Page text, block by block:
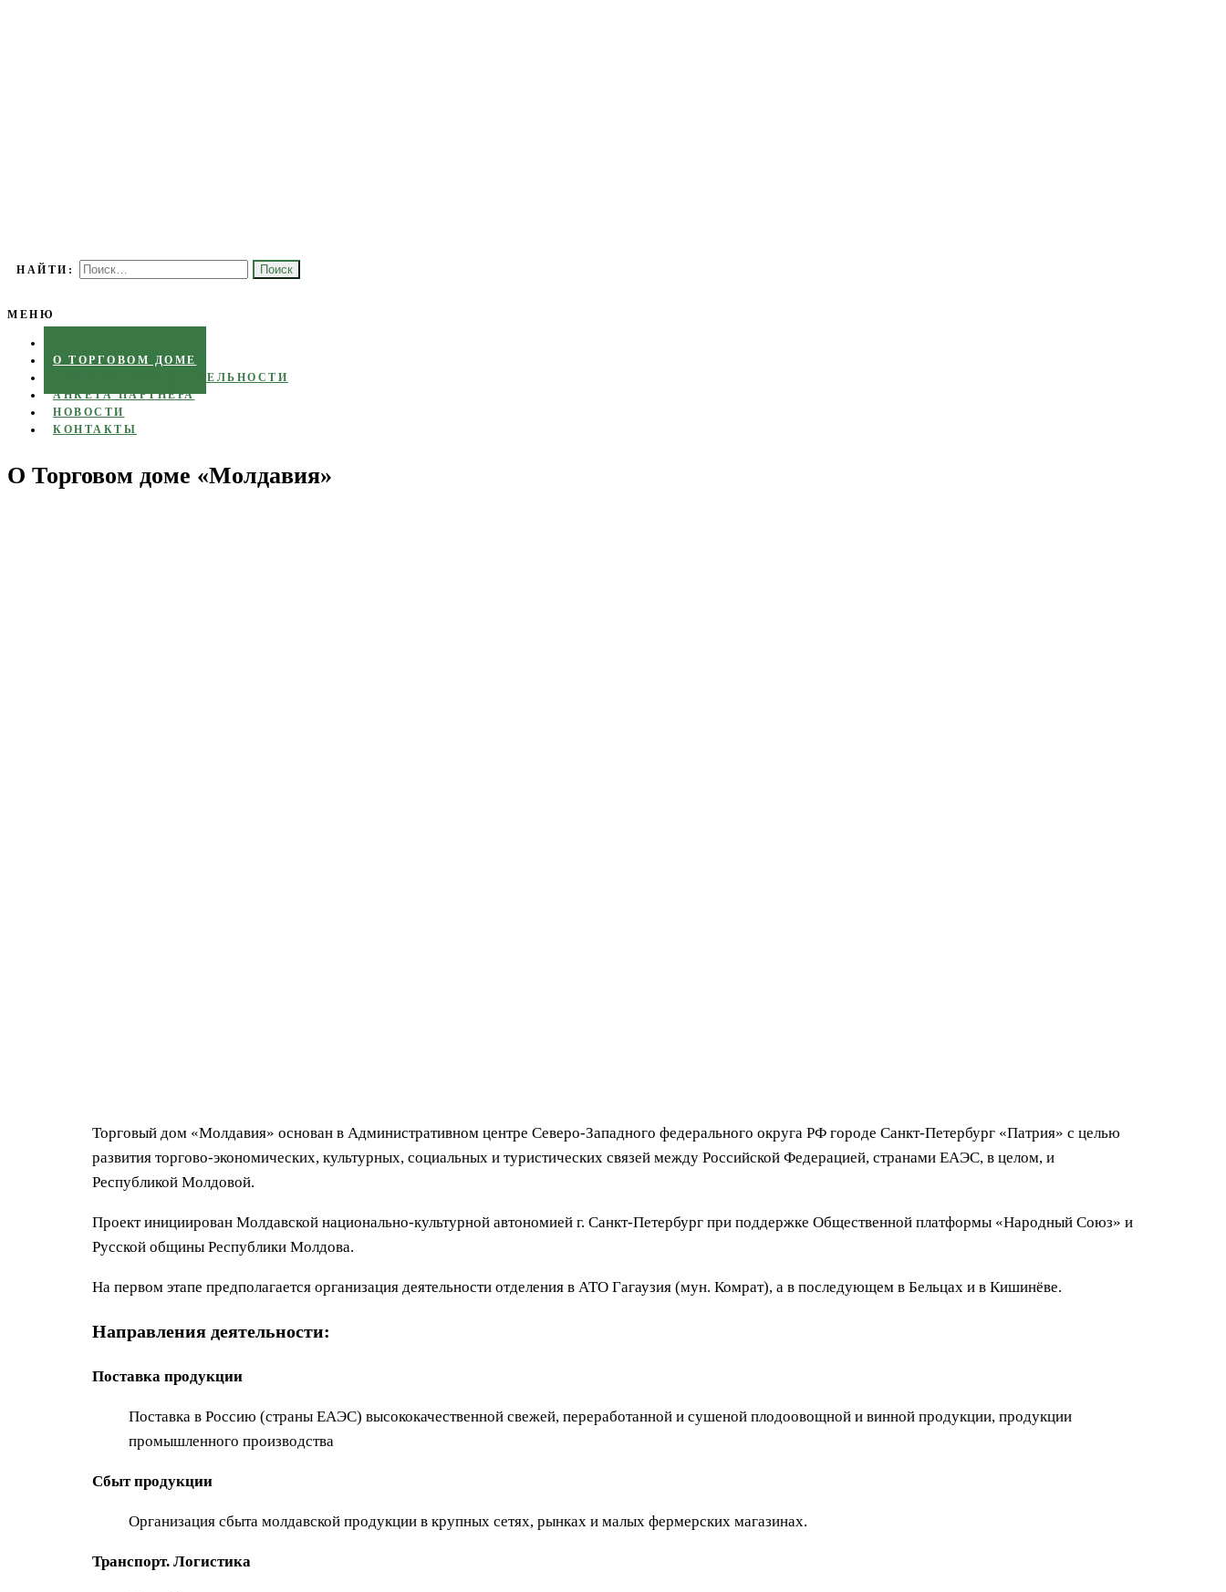
НАЙТИ:
МЕНЮ
О ТОРГОВОМ ДОМЕ
НАПРАВЛЕНИЯ ДЕЯТЕЛЬНОСТИ
АНКЕТА ПАРТНЁРА
НОВОСТИ
КОНТАКТЫ
О Торговом доме «Молдавия»
Торговый дом «Молдавия» основан в Административном центре Северо-Западного федерального округа РФ городе Санкт-Петербург «Патрия» с целью
развития торгово-экономических, культурных, социальных и туристических связей между Российской Федерацией, странами ЕАЭС, в целом, и
Республикой Молдовой.
Проект инициирован Молдавской национально-культурной автономией г. Санкт-Петербург при поддержке Общественной платформы «Народный Союз» и
Русской общины Республики Молдова.
На первом этапе предполагается организация деятельности отделения в АТО Гагаузия (мун. Комрат), а в последующем в Бельцах и в Кишинёве.
Направления деятельности:
Поставка продукции
Поставка в Россию (страны ЕАЭС) высококачественной свежей, переработанной и сушеной плодоовощной и винной продукции, продукции
промышленного производства
Сбыт продукции
Организация сбыта молдавской продукции в крупных сетях, рынках и малых фермерских магазинах.
Транспорт. Логистика